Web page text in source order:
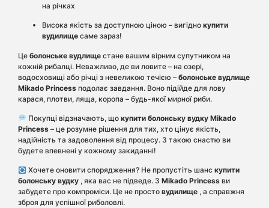
на річках
Висока якість за доступною ціною – вигідно купити
вудилище саме зараз!
Це болонське вудлище стане вашим вірним супутником на
кожній рибалці. Неважливо, де ви ловите – на озері,
водосховищі або річці з невеликою течією – болонське вудлище
Mikado Princess подолає завдання. Воно підійде для лову
карася, плотви, ляща, коропа – будь-якої мирної риби.
Покупці відзначають, що купити болонську вудку Mikado
Princess – це розумне рішення для тих, хто цінує якість,
надійність та задоволення від процесу. З такою снастю ви
будете впевнені у кожному закиданні!
Хочете оновити спорядження? Не пропустіть шанс купити
болонську вудку , яка вас не підведе. З Mikado Princess ви
забудете про компроміси. Це не просто вудилище , а справжня
зброя для успішної риболовлі.